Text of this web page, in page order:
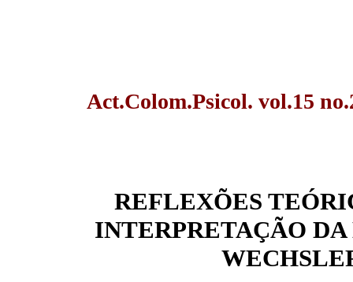
Act.Colom.Psicol. vol.15
REFLEXÕES
INTERPRETAÇÃO